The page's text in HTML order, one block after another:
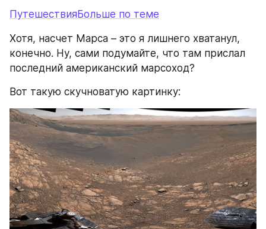
ПутешествияБольше по теме
Хотя, насчет Марса – это я лишнего хватанул,
конечно. Ну, сами подумайте, что там прислал
последний американский марсоход?
Вот такую скучноватую картинку: